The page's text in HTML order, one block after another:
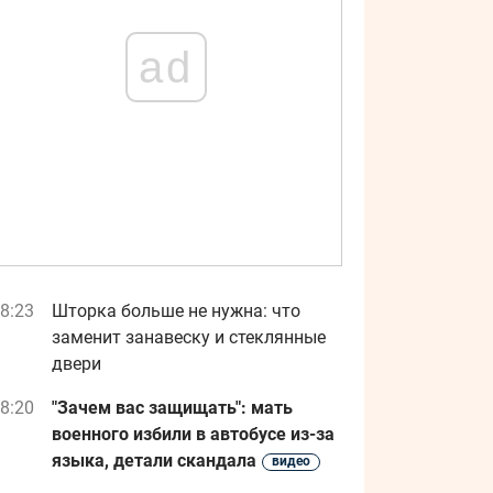
ad
Шторка больше не нужна: что
заменит занавеску и стеклянные
двери
"Зачем вас защищать": мать
военного избили в автобусе из-за
языка, детали скандала
видео